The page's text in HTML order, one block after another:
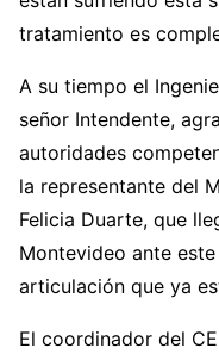
tratamiento es
A su tiempo el
señor Intendente,
autoridades
la representante del
Felicia Duarte, que
Montevideo ante
articulación que ya
El coordinador del